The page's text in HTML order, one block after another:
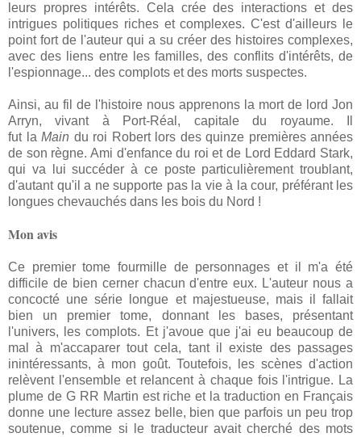
leurs propres intérêts. Cela crée des interactions et des
intrigues politiques riches et complexes. C'est d'ailleurs le
point fort de l'auteur qui a su créer des histoires complexes,
avec des liens entre les familles, des conflits d'intérêts, de
l'espionnage... des complots et des morts suspectes.
Ainsi, au fil de l'histoire nous apprenons la mort de lord Jon
Arryn, vivant à
Port-Réal , capitale du royaume. Il
fut la Main du roi Robert lors des quinze premières années
de son règne. Ami d'enfance du roi etde Lord Eddard Stark,
qui va lui succéder à ce poste particulièrement troublant,
d'autant qu'il a ne supporte pas la vie à la cour, préférant les
longues chevauchés dans les bois du Nord !
Mon avis
Ce premier tome fourmille de personnages et il m'a été
difficile de bien cerner chacun d'entre eux. L'auteur nous a
concocté une série longue et majestueuse, mais il fallait
bien un premier tome, donnant les bases, présentant
l'univers, les complots. Et j'avoue que j'ai eu beaucoup de
mal à m'accaparer tout cela, tant il existe des passages
inintéressants, à mon goût. Toutefois, les scènes d'action
relèvent l'ensemble et relancent à chaque fois l'intrigue. La
plume de G RR Martin est riche et la traduction en Français
donne une lecture assez belle, bien que parfois un peu trop
soutenue,comme si le traducteur avait cherché des mots